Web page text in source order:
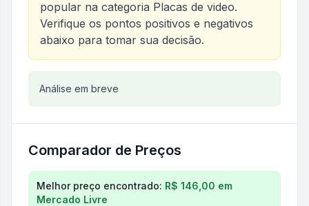
popular na categoria Placas de video.
Verifique os pontos positivos e negativos
abaixo para tomar sua decisão.
Análise do produto
Análise em breve
Comparador de Preços
Comparação de preços para Placa de Vídeo
Melhor preço encontrado: R$ 146,00 em
Mercado Livre